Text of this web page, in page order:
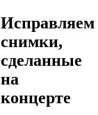
Исправляем
снимки,
сделанные
на
концерте